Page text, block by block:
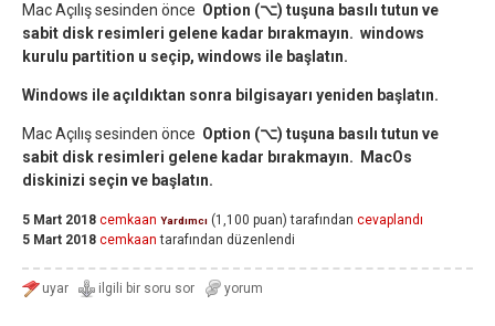
Mac Açılış sesinden önce Option (⌥) tuşuna basılı tutun ve
sabit disk resimleri gelene kadar bırakmayın. windows
kurulu partition u seçip, windows ile başlatın.
Windows ile açıldıktan sonra bilgisayarı yeniden başlatın.
Mac Açılış sesinden önce Option (⌥) tuşuna basılı tutun ve
sabit disk resimleri gelene kadar bırakmayın. MacOs
diskinizi seçin ve başlatın.
5 Mart 2018 cemkaan Yardımcı (1,100 puan) tarafından cevaplandı
5 Mart 2018 cemkaan tarafından düzenlendi